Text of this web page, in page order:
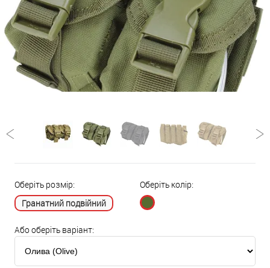
Оберіть розмір:
Гранатний подвійний
Оберіть колір:
Або оберіть варіант: